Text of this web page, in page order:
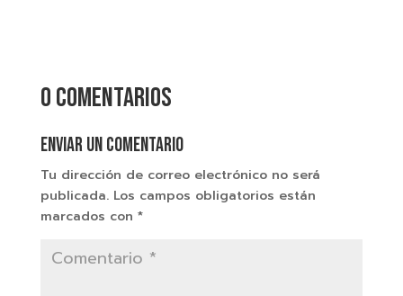
0 comentarios
Enviar un comentario
Tu dirección de correo electrónico no será
publicada. Los campos obligatorios están
marcados con *